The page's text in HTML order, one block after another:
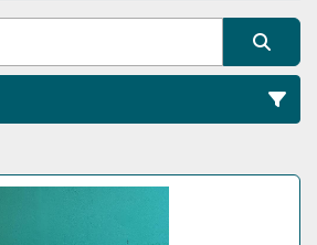
Sortieren nach